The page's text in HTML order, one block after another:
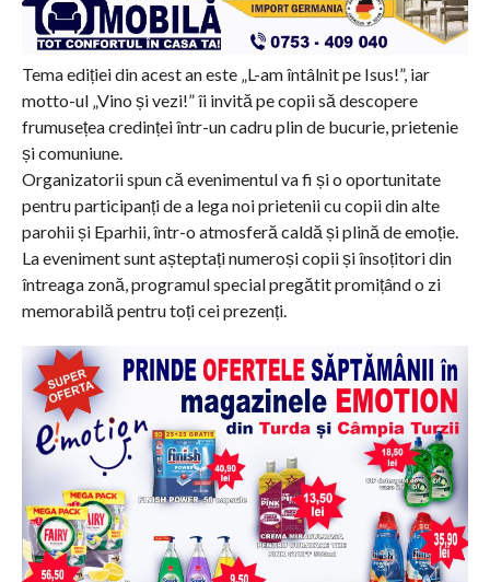
Tema ediției din acest an este „L-am întâlnit pe Isus!”, iar
motto-ul „Vino și vezi!” îi invită pe copii să descopere
frumusețea credinței într-un cadru plin de bucurie, prietenie
și comuniune.
Organizatorii spun că evenimentul va fi și o oportunitate
pentru participanți de a lega noi prietenii cu copii din alte
parohii și Eparhii, într-o atmosferă caldă și plină de emoție.
La eveniment sunt așteptați numeroși copii și însoțitori din
întreaga zonă, programul special pregătit promițând o zi
memorabilă pentru toți cei prezenți.